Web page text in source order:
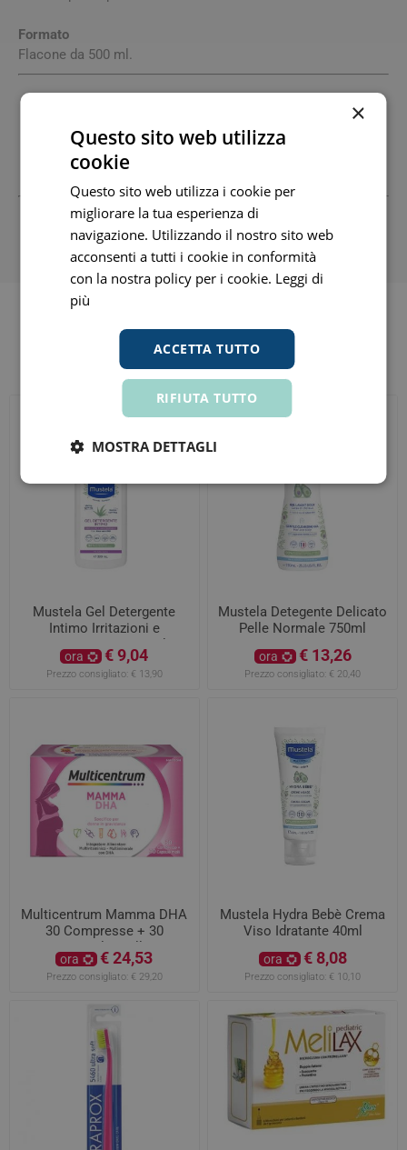
Formato
Flacone da 500 ml.
Sede Legale E Amm.Va: Corso Sempione, 68 20154 Milano
Mi +390284747228 Fax: +390289540436 Email:
Tutti i prezzi includono l'IVA -Segnala informazioni inesatte
- Informativa
Altri clienti hanno acquistato anche
Mustela Gel Detergente
Intimo Irritazioni e
Arrossamenti 300ml
ora € 9,04
Prezzo consigliato: € 13,90
Mustela Detegente Delicato
Pelle Normale 750ml
ora € 13,26
Prezzo consigliato: € 20,40
Multicentrum Mamma DHA
30 Compresse + 30
Capsule molli
ora € 24,53
Prezzo consigliato: € 29,20
Mustela Hydra Bebè Crema
Viso Idratante 40ml
ora € 8,08
Prezzo consigliato: € 10,10
×
Questo sito web utilizza
cookie
Questo sito web utilizza i cookie per
migliorare la tua esperienza di
navigazione. Utilizzando il nostro sito web
acconsenti a tutti i cookie in conformità
con la nostra policy per i cookie. Leggi di
più
ACCETTA TUTTO
RIFIUTA TUTTO
MOSTRA DETTAGLI